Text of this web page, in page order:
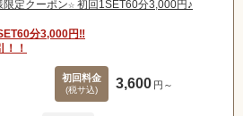
限定クーポン☆ 初回1SET60分3,000円♪
分3,000円‼️
！
初回料金
(税サ込) 3,600 円～